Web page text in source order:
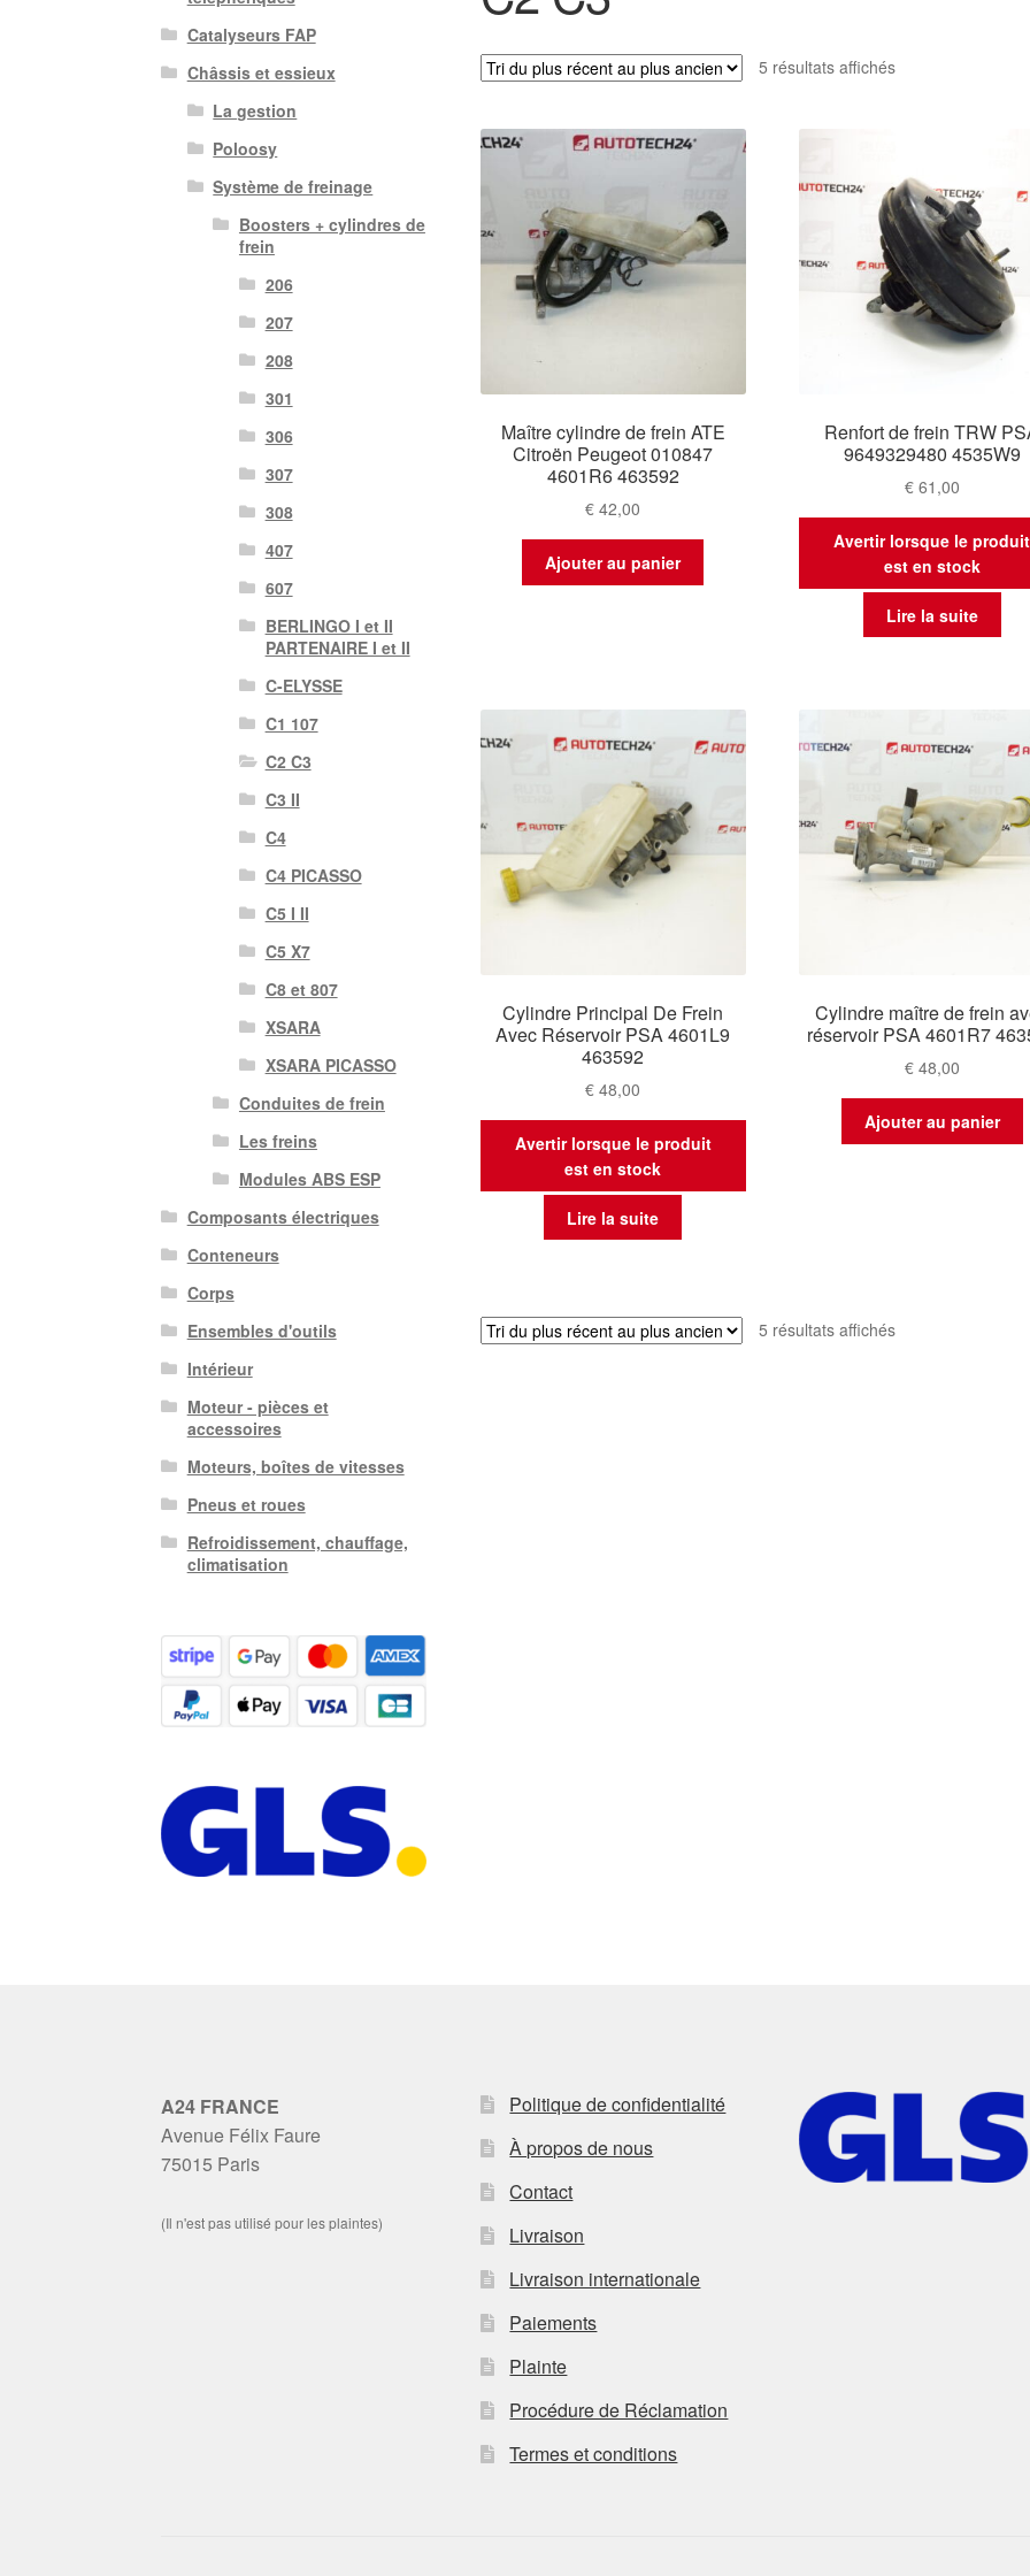
5 résultats affichésTrié
plus
ancien
Maître cylindre de frein ATE
Citroën Peugeot 010847
4601R6 463592
€ 42,00
Ajouter au panier
Renfort de frein TRW
9649329480 4535W9
€61,00
Avertir lorsque le produit
est en stock
Lire la suite
Cylindre Principal De Frein
Avec Réservoir PSA 4601L9
463592
€ 48,00
Avertir lorsque le produit
est en stock
Lire la suite
Cylindre maître de frein
réservoir PSA 4601R7
€48,00
Ajouter au panier
5 résultats affichésTrié
Catalyseurs FAP
Châssis et essieux
La gestion
Poloosy
Système de freinage
Boosters + cylindres de
frein
206
207
208
301
306
307
308
407
607
BERLINGO I et II
PARTENAIRE I et II
C-ELYSSE
C1 107
C2 C3
C3 II
C4
C4 PICASSO
C5 I II
C5 X7
C8 et 807
XSARA
XSARA PICASSO
Conduites de frein
Les freins
Modules ABS ESP
Composants électriques
Conteneurs
Corps
Ensembles d'outils
Intérieur
Moteur - pièces et
accessoires
Moteurs, boîtes de vitesses
Pneus et roues
Refroidissement, chauffage,
climatisation
A24 FRANCE
Avenue Félix Faure
75015 Paris
(Il n'est pas utilisé pour les plaintes)
Politique de confidentialité
À propos de nous
Contact
Livraison
Livraison internationale
Paiements
Plainte
Procédure de Réclamation
Termes et conditions